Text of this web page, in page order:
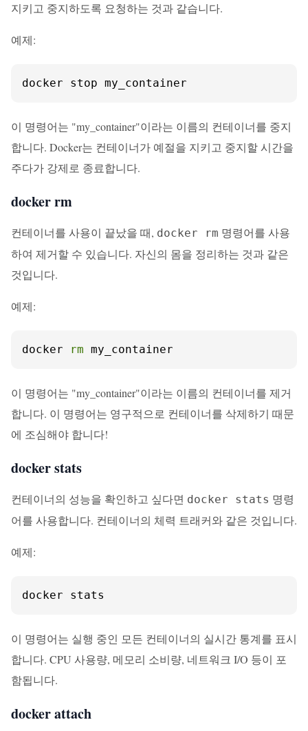
지키고 중지하도록 요청하는 것과 같습니다.
예제:
docker stop my_container
이 명령어는 "my_container"이라는 이름의 컨테이너를 중지
합니다. Docker는 컨테이너가 예절을 지키고 중지할 시간을
주다가 강제로 종료합니다.
docker rm
컨테이너를 사용이 끝났을 때, docker rm 명령어를 사용
하여 제거할 수 있습니다. 자신의 몸을 정리하는 것과 같은
것입니다.
예제:
docker rm my_container
이 명령어는 "my_container"이라는 이름의 컨테이너를 제거
합니다. 이 명령어는 영구적으로 컨테이너를 삭제하기 때문
에 조심해야 합니다!
docker stats
컨테이너의 성능을 확인하고 싶다면 docker stats 명령
어를 사용합니다. 컨테이너의 체력 트래커와 같은 것입니다.
예제:
docker stats
이 명령어는 실행 중인 모든 컨테이너의 실시간 통계를 표시
합니다. CPU 사용량, 메모리 소비량, 네트워크 I/O 등이 포
함됩니다.
docker attach